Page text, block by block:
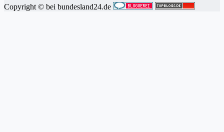
Copyright © bei bundesland24.de